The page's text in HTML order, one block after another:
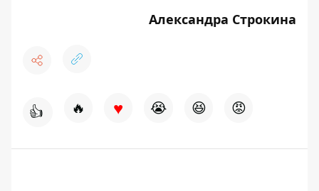
Александра Строкина
👍 🔥 ♥ 😭 😆 😡